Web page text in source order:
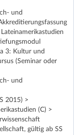
und
3: Kultur und
(Seminar oder
und
2015) >
(C) >
gültig ab SS